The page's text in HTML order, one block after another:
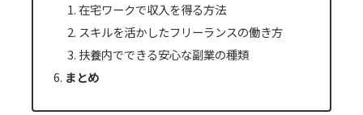
在宅ワークで収入を得る方法
スキルを活かしたフリーランスの働き方
扶養内でできる安心な副業の種類
まとめ